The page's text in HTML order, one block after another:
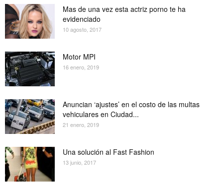
Mas de una vez esta actriz porno te ha
evidenciado
10 agosto, 2017
Motor MPI
16 enero, 2019
Anuncian ‘ajustes’ en el costo de las multas
vehiculares en Ciudad...
21 enero, 2019
Una solución al Fast Fashion
13 junio, 2017